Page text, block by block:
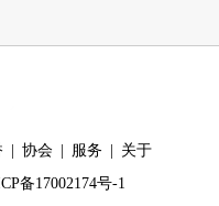
协会 服务
关于
备17002174号-1